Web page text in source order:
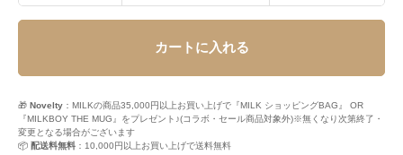
カートに入れる
🎁 Novelty ：MILKの商品35,000円以上お買い上げで『MILK ショッピングBAG』 OR
『MILKBOY THE MUG』をプレゼント♪(コラボ・セール商品対象外)※無くなり次第終了・
変更となる場合がございます
📦 配送料無料 ：10,000円以上お買い上げで送料無料